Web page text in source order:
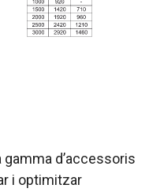
d’accessoris
i optimitzar